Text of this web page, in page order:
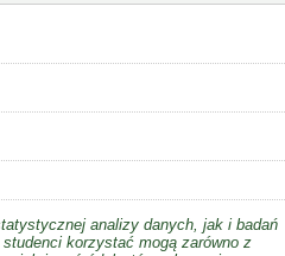
analizy danych, jak i badań
korzystać mogą zarówno z